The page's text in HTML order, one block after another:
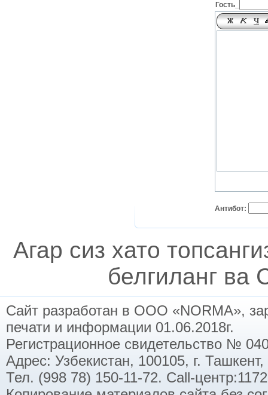
Гость_
Антибот:
Агар сиз хато
белгиланг ва
Сайт разработан в ООО «NORMA»,
печати и информации 01.06.2018г.
Регистрационное свидетельство №
Адрес: Узбекистан, 100105, г.
Тел. (998 78) 150-11-72. Call-